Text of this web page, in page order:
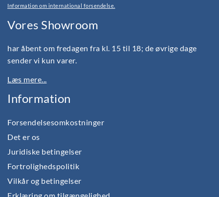
Information om international forsendelse.
Vores Showroom
har åbent om fredagen fra kl. 15 til 18; de øvrige dage
sender vi kun varer.
Læs mere...
Information
Forsendelsesomkostninger
Det er os
Juridiske betingelser
Fortrolighedspolitik
Vilkår og betingelser
Erklæring om tilgængelighed